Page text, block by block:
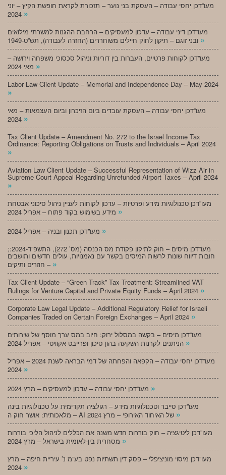
מעו”דכן יחסי עבודה – העסקת בני נוער – תזכורת לקראת חופשת הקיץ – יוני
»
מעו”דכן דיני עבודה – עדכון למעסיקים – הרחבת ההגנות למשרתי מילואים
»
מעו”דכן לקוחות פרטיים, העברות בין דוריות וניהול סכסוכי משפחה וירושה –
»
Labor Law Client Update – Memorial and Independence Day – May 2024
»
מעו”דכן יחסי עבודה – העסקת עובדים ביום הזיכרון וביום העצמאות – מאי
»
Tax Client Update – Amendment No. 272 to the Israel Income Tax
Ordinance: Reporting Obligations on Trusts and Individuals – April 2024
»
Aviation Law Client Update – Successful Representation of Wizz Air in
Supreme Court Appeal Regarding Unrefunded Airport Taxes – April 2024
»
מעו”דכן טכנולוגיות מידע ופרטיות – עדכון לקוחות לעניין ניהול סיכוני אבטחת
»
»
;מעו”דכן מיסים – חוק לתיקון פקודת מס הכנסה (מס’ 272), התשפ”ד-2024:
חובות דיווח שונות לרשות המיסים בקשר עם נאמנויות, עולים חדשים ותושבים
חוזרים ותיקים – »
Tax Client Update – “Green Track” Tax Treatment: Streamlined VAT
Rulings for Venture Capital and Private Equity Funds – April 2024 »
Corporate Law Legal Update – Additional Regulatory Relief for Israeli
Companies Traded on Certain Foreign Exchanges – April 2024 »
מעו”דכן מיסים – בקשה במסלול ירוק: חיוב במס ערך מוסף של שירותים
»
מעו”דכן יחסי עבודה – הקפאה והפחתה של דמי הבראה לשנת 2024 – אפריל
»
»
מעו”דכן סייבר וטכנולוגיות מידע – רגולציה תקדימית על טכנולוגיות בינה
»
מעו”דכן ליטיגציה – חוק בוררות חדש משנה את הכללים לניהול הליכי בוררות
»
מעו”דכן מיסוי מוניציפלי – פסק דין תשתיות נפט בע”מ נ’ עיריית חיפה – מרץ
»